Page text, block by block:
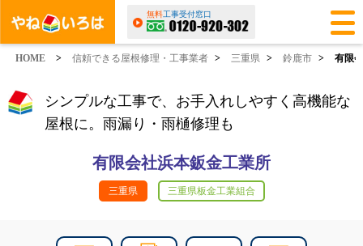
無料工事受付窓口
HOME > 信頼できる屋根修理・工事業者 > 三重県 > 鈴鹿市 > 有限
シンプルな工事で、お手入れしやすく高機能な
屋根に。雨漏り・雨樋修理も
有限会社浜本鈑金工業所
三重県 三重県板金工業組合